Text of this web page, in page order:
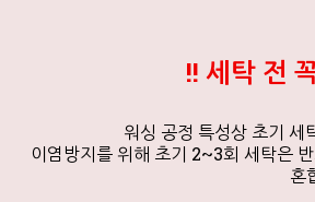
!! 세탁 전
워싱 공정 특성상 초기 세
이염방지를 위해 초기 2~3회 세탁은
혼